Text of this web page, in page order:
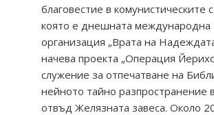
благовестие в комунистическите
която е днешната международна
организация „Врата на
начева проекта „Операция
служение за отпечатване на
нейното тайно разпространение
отвъд Желязната завеса. Около